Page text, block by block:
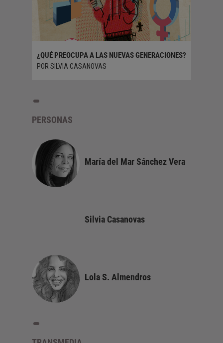
¿QUÉ PREOCUPA A LAS NUEVAS GENERACIONES?
POR SILVIA CASANOVAS
PERSONAS
María del Mar Sánchez Vera
Silvia Casanovas
Lola S. Almendros